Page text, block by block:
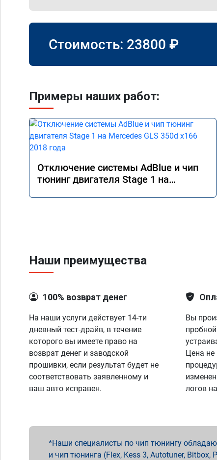
Стоимость: 23800 ₽
Примеры наших работ:
Отключение системы AdBlue и чип
тюнинг двигателя Stage 1 на
Наши преимущества
100% возврат денег
На наши услуги действует 14-ти
дневный тест-драйв, в течение
которого вы имеете право на
возврат денег и заводской
прошивки, если результат будет не
соответствовать заявленному и
ваш авто исправен.
Вы
Цена не
логов
Наши специалисты по чип тюнингу
и чип тюнинга (Flex, Kess 3, Autotuner, Bitbox,